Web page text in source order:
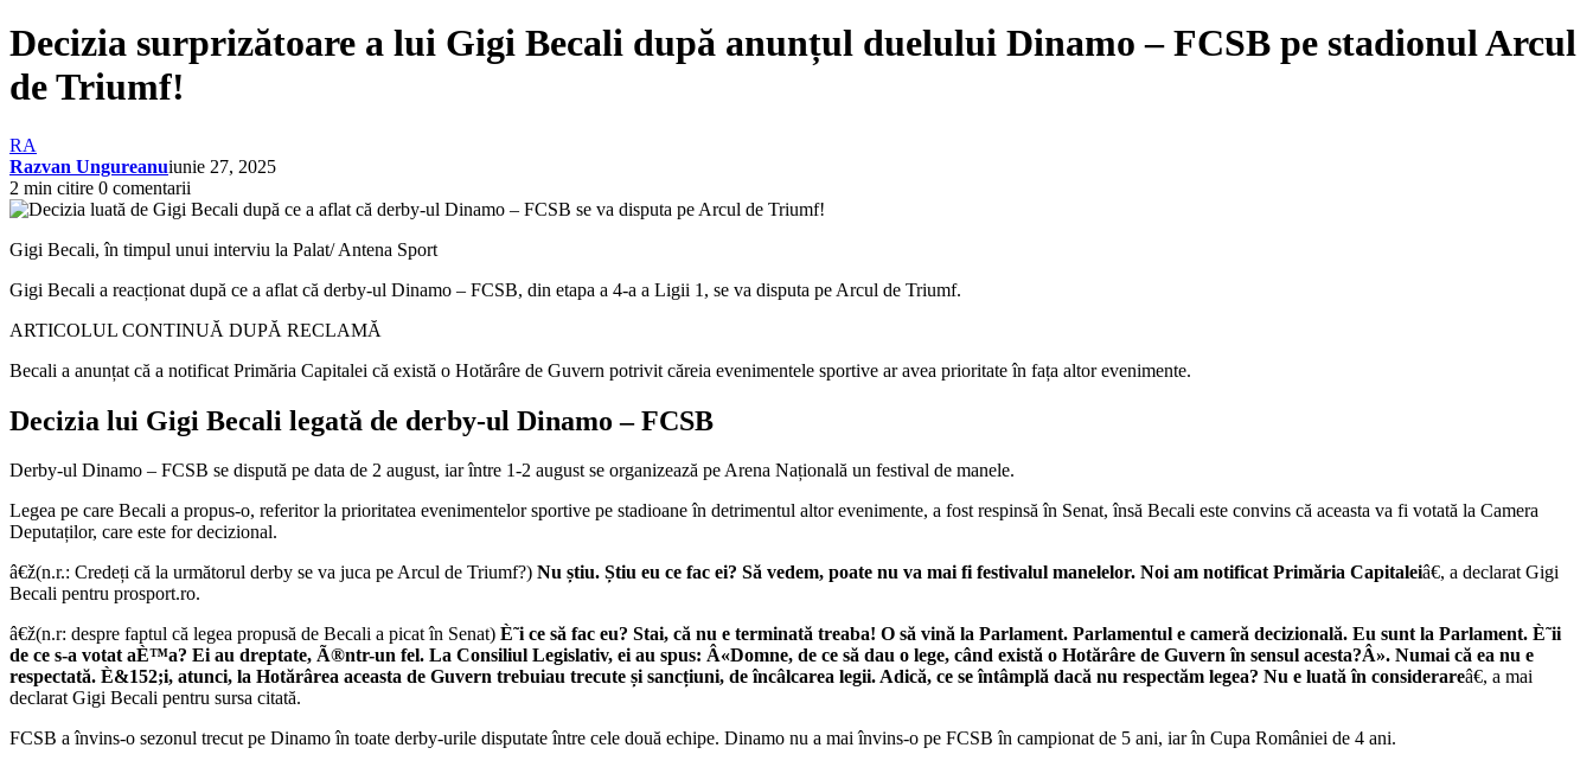
Decizia surprizătoare a lui Gigi Becali după anunțul duelului Dinamo – FCSB pe stadionul Arcul
de Triumf!
RA
Razvan Ungureanuiunie 27, 2025
2 min citire 0 comentarii
Gigi Becali, în timpul unui interviu la Palat/ Antena Sport
Gigi Becali a reacționat după ce a aflat că derby-ul Dinamo – FCSB, din etapa a 4-a a Ligii 1, se va disputa pe Arcul de Triumf.
ARTICOLUL CONTINUĂ DUPĂ RECLAMĂ
Becali a anunțat că a notificat Primăria Capitalei că există o Hotărâre de Guvern potrivit căreia evenimentele sportive ar avea prioritate în fața altor evenimente.
Decizia lui Gigi Becali legată de derby-ul Dinamo – FCSB
Derby-ul Dinamo – FCSB se dispută pe data de 2 august, iar între 1-2 august se organizează pe Arena Națională un festival de manele.
Legea pe care Becali a propus-o, referitor la prioritatea evenimentelor sportive pe stadioane în detrimentul altor evenimente, a fost respinsă în Senat, însă Becali este convins că aceasta va fi votată la Camera
Deputaților, care este for decizional.
â€ž(n.r.: Credeți că la următorul derby se va juca pe Arcul de Triumf?) Nu știu. Știu eu ce fac ei? Să vedem, poate nu va mai fi festivalul manelelor. Noi am notificat Primăria Capitaleiâ€, a declarat Gigi
Becali pentru prosport.ro.
â€ž(n.r: despre faptul că legea propusă de Becali a picat în Senat) È˜i ce să fac eu? Stai, că nu e terminată treaba! O să vină la Parlament. Parlamentul e cameră decizională. Eu sunt la Parlament. È˜ii
de ce s-a votat aÈ™a? Ei au dreptate, Ã®ntr-un fel. La Consiliul Legislativ, ei au spus: Â«Domne, de ce să dau o lege, când există o Hotărâre de Guvern în sensul acesta?Â». Numai că ea nu e
respectată. È&152;i, atunci, la Hotărârea aceasta de Guvern trebuiau trecute și sancțiuni, de încâlcarea legii. Adică, ce se întâmplă dacă nu respectăm legea? Nu e luată în considerareâ€, a mai
declarat Gigi Becali pentru sursa citată.
FCSB a învins-o sezonul trecut pe Dinamo în toate derby-urile disputate între cele două echipe. Dinamo nu a mai învins-o pe FCSB în campionat de 5 ani, iar în Cupa României de 4 ani.